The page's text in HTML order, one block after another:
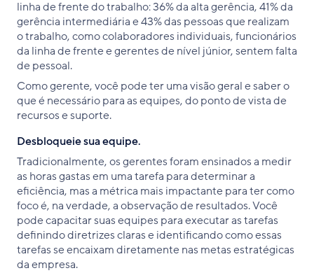
linha de frente do trabalho: 36% da alta gerência, 41% da
gerência intermediária e 43% das pessoas que realizam
o trabalho, como colaboradores individuais, funcionários
da linha de frente e gerentes de nível júnior, sentem falta
de pessoal.
Como gerente, você pode ter uma visão geral e saber o
que é necessário para as equipes, do ponto de vista de
recursos e suporte.
Desbloqueie sua equipe.
Tradicionalmente, os gerentes foram ensinados a medir
as horas gastas em uma tarefa para determinar a
eficiência, mas a métrica mais impactante para ter como
foco é, na verdade, a observação de resultados. Você
pode capacitar suas equipes para executar as tarefas
definindo diretrizes claras e identificando como essas
tarefas se encaixam diretamente nas metas estratégicas
da empresa.